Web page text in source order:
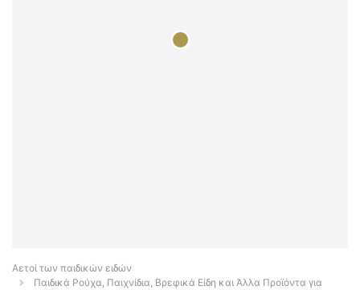
Αετοί των παιδικών ειδών
Παιδικά Ρούχα, Παιχνίδια, Βρεφικά Είδη και Άλλα Προϊόντα για